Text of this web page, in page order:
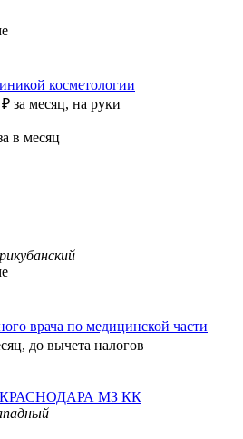
косметологии
₽ за месяц, на руки
в месяц
врача по медицинской части
до вычета налогов
КРАСНОДАРА МЗ КК